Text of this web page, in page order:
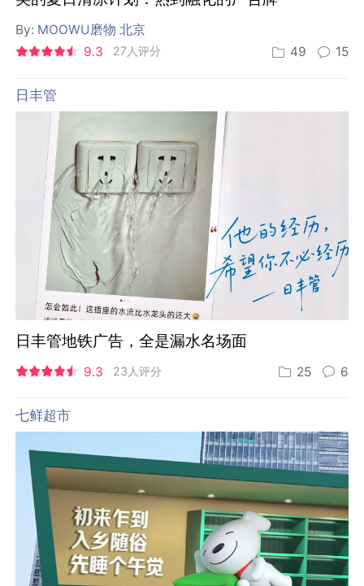
By: MOOWU磨物 北京
9.3
27人评分 49 15
日丰管
日丰管地铁广告，全是漏水名场面
9.3 23人评分 25 6
七鲜超市